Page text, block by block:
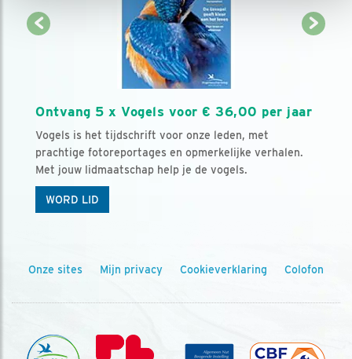
Ontvang 5 x Vogels voor € 36,00 per jaar
Vogels is het tijdschrift voor onze leden, met
prachtige fotoreportages en opmerkelijke verhalen.
Met jouw lidmaatschap help je de vogels.
WORD LID
Onze sites Mijn privacy Cookieverklaring Colofon